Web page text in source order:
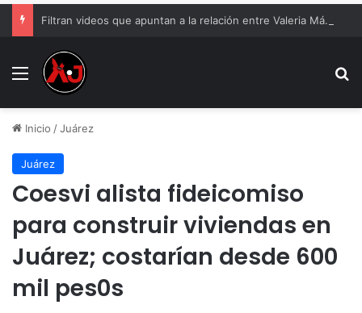
Filtran videos que apuntan a la relación entre Valeria Márquez y el hijo de “El R1”
Menu
Inicio /Juárez
Juárez
Coesvi alista fideicomiso
para construir viviendas en
Juárez; costarían desde 600
mil pes0s